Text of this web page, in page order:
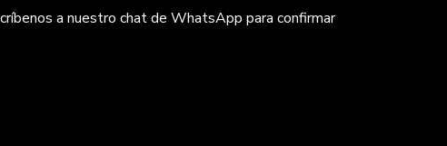
a nuestro chat de WhatsApp para confirmar